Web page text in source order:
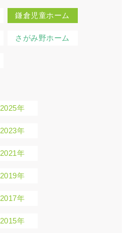
鎌倉児童ホーム
さがみ野ホーム
2025年
2023年
2021年
2019年
2017年
2015年